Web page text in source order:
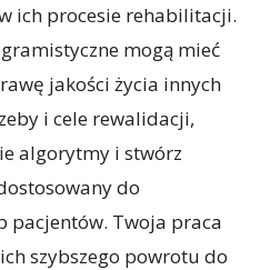
ich procesie rehabilitacji.
mogą mieć
jakości życia innych
i cele rewalidacji,
algorytmy i stwórz
do
pacjentów. Twoja praca
szybszego powrotu do